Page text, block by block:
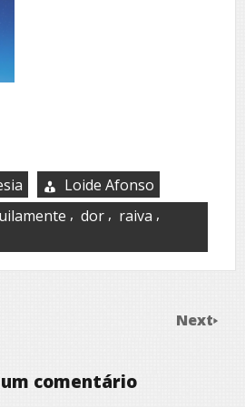
Loide Afonso
, dor , raiva ,
Next
comentário